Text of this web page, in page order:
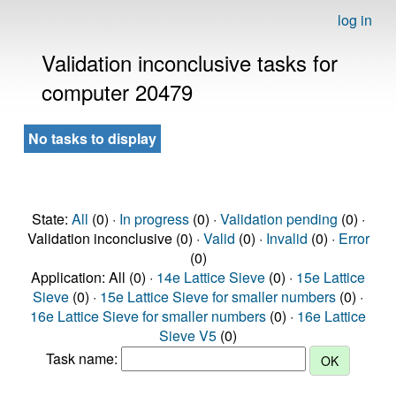
log in
Validation inconclusive tasks for
computer 20479
No tasks to display
State: All (0) · In progress(0) · Validation pending (0) ·
Validation inconclusive (0) · Valid (0) · Invalid (0) · Error
(0)
Application: All (0) · 14e Lattice Sieve (0) · 15e Lattice
Sieve (0) · 15e Lattice Sieve for smaller numbers (0) ·
16e Lattice Sieve for smaller numbers (0) · 16e Lattice
Sieve V5 (0)
Task name: